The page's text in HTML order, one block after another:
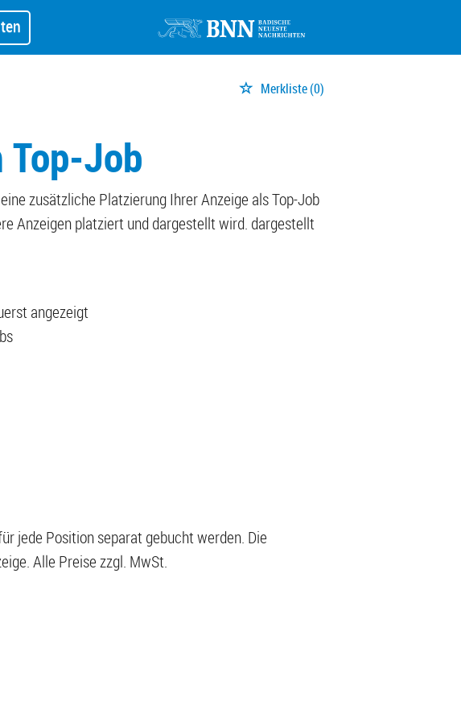
Merkliste(0)
Job
zusätzliche Platzierung Ihrer Anzeige als Top-Job
Anzeigen platziert und dargestellt wird. dargestellt
angezeigt
jede Position separat gebucht werden. Die
Alle Preise zzgl. MwSt.